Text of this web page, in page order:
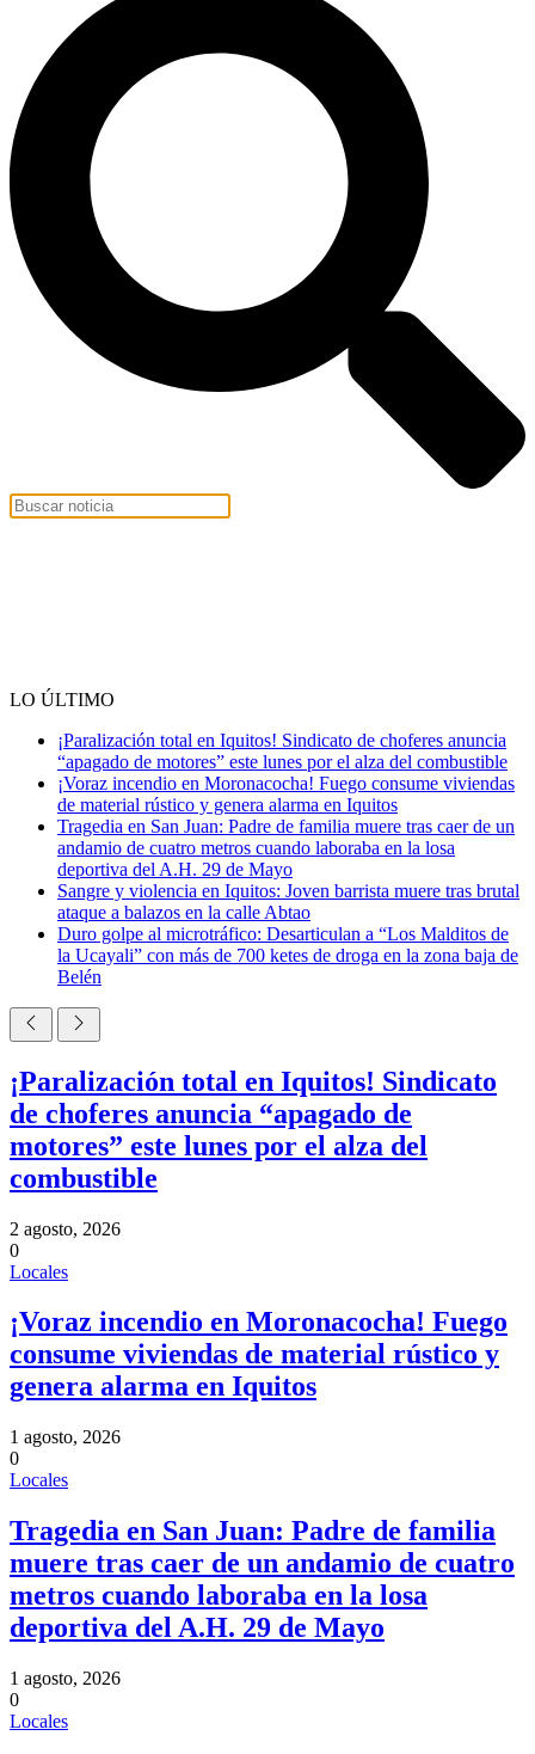
LO ÚLTIMO
¡Paralización total en Iquitos! Sindicato de choferes anuncia
“apagado de motores” este lunes por el alza del combustible
¡Voraz incendio en Moronacocha! Fuego consume viviendas
de material rústico y genera alarma en Iquitos
Tragedia en San Juan: Padre de familia muere tras caer de un
andamio de cuatro metros cuando laboraba en la losa
deportiva del A.H. 29 de Mayo
Sangre y violencia en Iquitos: Joven barrista muere tras brutal
ataque a balazos en la calle Abtao
Duro golpe al microtráfico: Desarticulan a “Los Malditos de
la Ucayali” con más de 700 ketes de droga en la zona baja de
Belén
¡Paralización total en Iquitos! Sindicato
de choferes anuncia “apagado de
motores” este lunes por el alza del
combustible
2 agosto, 2026
0
Locales
¡Voraz incendio en Moronacocha! Fuego
consume viviendas de material rústico y
genera alarma en Iquitos
1 agosto, 2026
0
Locales
Tragedia en San Juan: Padre de familia
muere tras caer de un andamio de cuatro
metros cuando laboraba en la losa
deportiva del A.H. 29 de Mayo
1 agosto, 2026
0
Locales